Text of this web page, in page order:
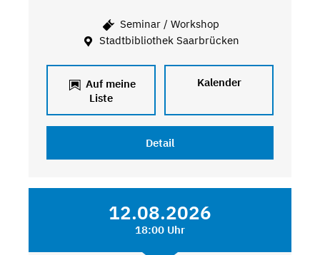
Seminar / Workshop
Stadtbibliothek Saarbrücken
Auf meine
Liste
Kalender
Detail
12.08.2026
18:00 Uhr